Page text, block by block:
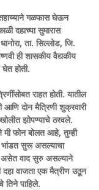
गळफास घेऊन
दहाच्या सुमारास
ता. सिल्लोड, जि.
ही शासकीय वैद्यकीय
घेत होती.
राहत होती. यातील
आणि दोन मैत्रिणी शुक्रवारी
झोपण्याचे ठरवले.
मी फोन बोलत आहे, तुम्ही
भांडत सुरू असल्याचा
असेत वाद सुरु असल्याने
दहा वाजता एक मैत्रीण उठून
तिने पाहिले.